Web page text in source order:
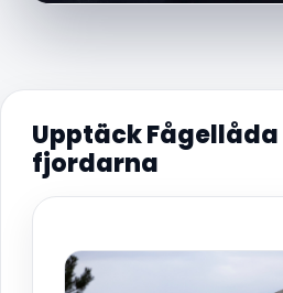
Upptäck
fjordarna